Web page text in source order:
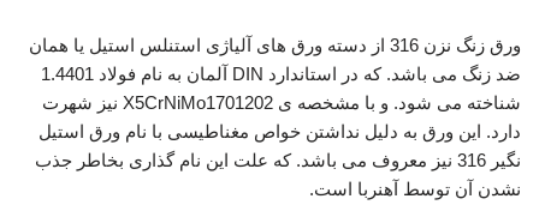
ورق زنگ نزن 316 از دسته ورق های آلیاژی استنلس استیل یا همان
ضد زنگ می باشد. که در استاندارد DIN آلمان به نام فولاد 1.4401
شناخته می شود. و با مشخصه ی X5CrNiMo1701202 نیز شهرت
دارد. این ورق به دلیل نداشتن خواص مغناطیسی با نام ورق استیل
نگیر 316 نیز معروف می باشد. که علت این نام گذاری بخاطر جذب
نشدن آن توسط آهنربا است.